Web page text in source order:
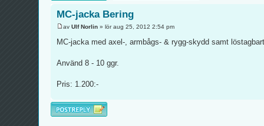
MC-jacka Bering
av Ulf Norlin » lör aug 25, 2012 2:54 pm
MC-jacka med axel-, armbågs- & rygg-skydd samt
Använd 8 - 10 ggr.
Pris: 1.200:-
Besvara